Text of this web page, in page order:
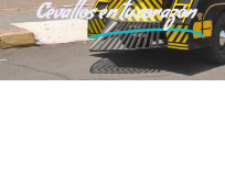
Cevallosen tu corazón